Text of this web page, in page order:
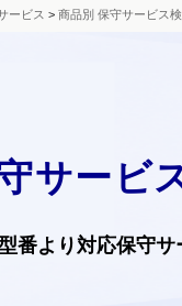
ービス > 商品別 保守サービス
サービ
番より対応保守サ